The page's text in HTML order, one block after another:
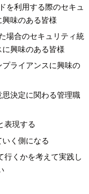
を利用する際のセキュ
味のある皆様
場合のセキュリティ統
興味のある皆様
ライアンスに興味の
決定に関わる管理職
表現する
く側になる
行くかを考えて実践し